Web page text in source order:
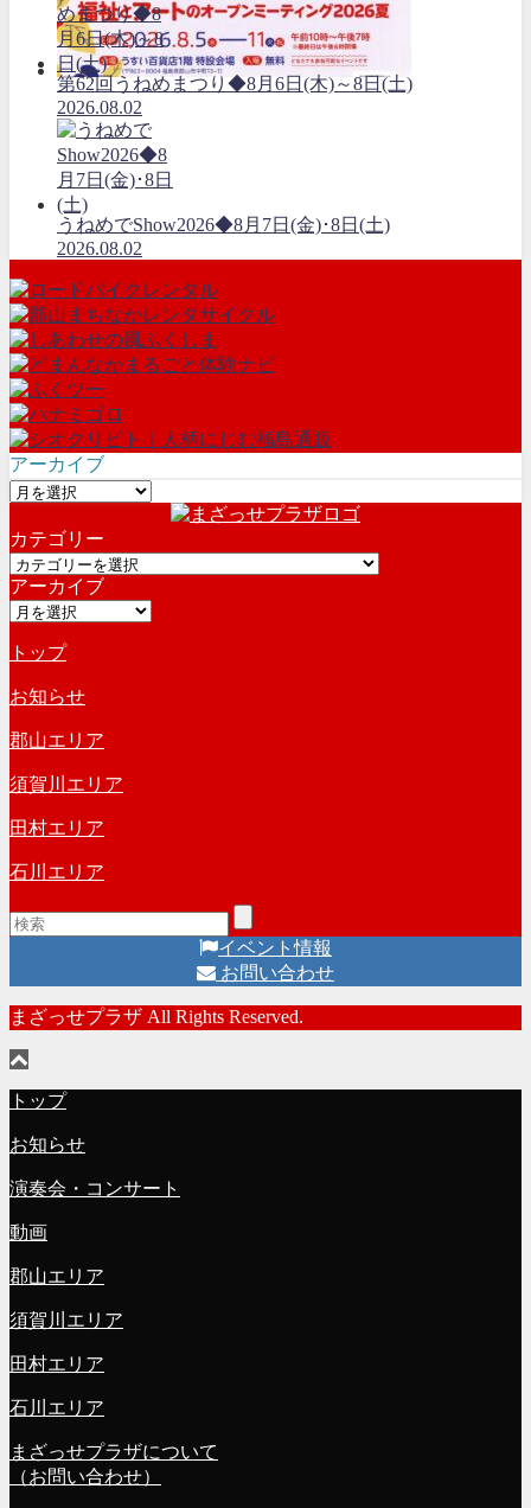
第62回うねめまつり◆8月6日(木)～8日(土)
2026.08.02
うねめでShow2026◆8月7日(金)･8日(土)
2026.08.02
アーカイブ
ア
カ
イ
ブ
カテゴリー
カ
テ
ゴ
ー
アーカイブ
ア
カ
イ
ブ
トップ
お知らせ
郡山エリア
須賀川エリア
田村エリア
石川エリア
イベント情報
お問い合わせ
まざっせプラザ All Rights Reserved.
トップ
お知らせ
演奏会・コンサート
動画
郡山エリア
須賀川エリア
田村エリア
石川エリア
まざっせプラザについて
（お問い合わせ）